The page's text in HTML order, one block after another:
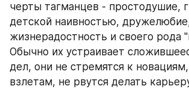
черты тагманцев - простодушие,
детской наивностью,
жизнерадостность и своего рода
Обычно их устраивает
дел, они не стремятся к
взлетам, не рвутся делать